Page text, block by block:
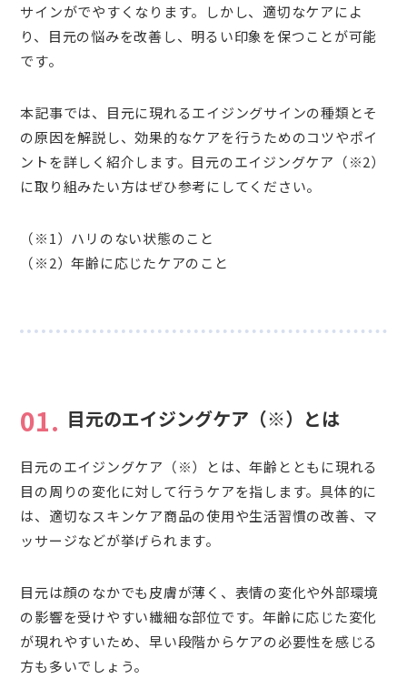
サインがでやすくなります。しかし、適切なケアによ
り、目元の悩みを改善し、明るい印象を保つことが可能
です。
本記事では、目元に現れるエイジングサインの種類とそ
の原因を解説し、効果的なケアを行うためのコツやポイ
ントを詳しく紹介します。目元のエイジングケア（※2）
に取り組みたい方はぜひ参考にしてください。
（※1）ハリのない状態のこと
（※2）年齢に応じたケアのこと
01. 目元のエイジングケア（※）とは
目元のエイジングケア（※）とは、年齢とともに現れる
目の周りの変化に対して行うケアを指します。具体的に
は、適切なスキンケア商品の使用や生活習慣の改善、マ
ッサージなどが挙げられます。
目元は顔のなかでも皮膚が薄く、表情の変化や外部環境
の影響を受けやすい繊細な部位です。年齢に応じた変化
が現れやすいため、早い段階からケアの必要性を感じる
方も多いでしょう。